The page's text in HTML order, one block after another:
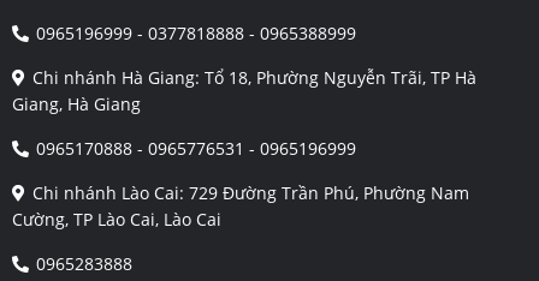
0965196999 - 0377818888 - 0965388999
Chi nhánh Hà Giang: Tổ 18, Phường Nguyễn Trãi, TP Hà
Giang, Hà Giang
0965170888 - 0965776531 - 0965196999
Chi nhánh Lào Cai: 729 Đường Trần Phú, Phường Nam
Cường, TP Lào Cai, Lào Cai
0965283888